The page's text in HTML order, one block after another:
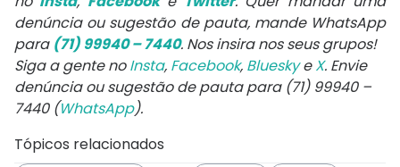
denúncia ou sugestão de pauta, mande WhatsApp
para (71) 99940 – 7440. Nos insira nos seus grupos!
Siga a gente noInsta, Facebook, BlueskyeX. Envie
denúncia ou sugestão de pauta para (71) 99940 –
7440 (WhatsApp).
Tópicos relacionados